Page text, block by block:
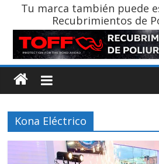
Tu marca también puede
Recubrimientos de
Kona Eléctrico